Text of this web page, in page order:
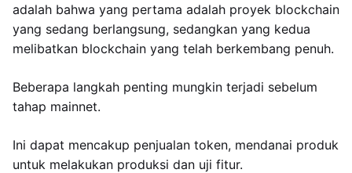
adalah bahwa yang pertama adalah proyek blockchain
yang sedang berlangsung, sedangkan yang kedua
melibatkan blockchain yang telah berkembang penuh.
Beberapa langkah penting mungkin terjadi sebelum
tahap mainnet.
Ini dapat mencakup penjualan token, mendanai produk
untuk melakukan produksi dan uji fitur.